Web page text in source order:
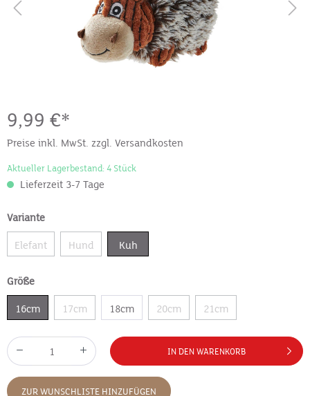
9,99 €*
Preise inkl. MwSt. zzgl. Versandkosten
Aktueller Lagerbestand: 4 Stück
Lieferzeit 3-7 Tage
Variante
Elefant Hund Kuh
Größe
16cm 17cm 18cm 20cm 21cm
IN DEN WARENKORB
ZUR WUNSCHLISTE HINZUFÜGEN